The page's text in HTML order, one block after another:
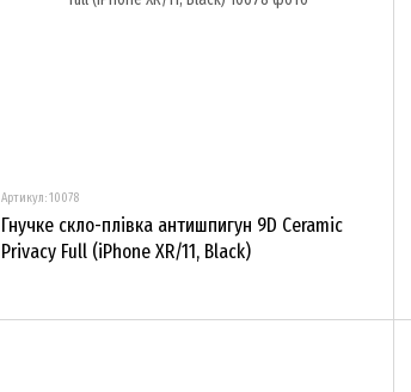
Артикул: 10078
Гнучке скло-плівка антишпигун 9D Ceramic
Privacy Full (iPhone XR/11, Black)